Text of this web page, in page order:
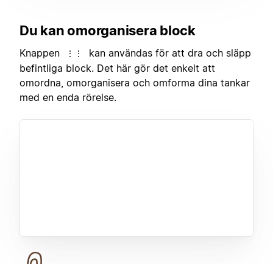
Du kan omorganisera block
Knappen ⋮⋮
kan användas för att dra och släpp
befintliga block. Det här gör det enkelt att
omordna, omorganisera och omforma dina tankar
med en enda rörelse.